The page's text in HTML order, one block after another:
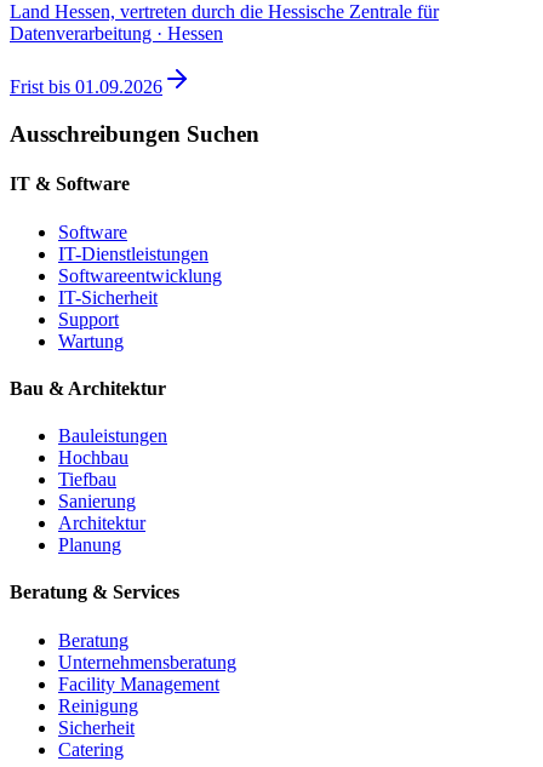
Land Hessen, vertreten durch die Hessische Zentrale für
Datenverarbeitung · Hessen
Frist bis 01.09.2026
Ausschreibungen Suchen
IT & Software
Software
IT-Dienstleistungen
Softwareentwicklung
IT-Sicherheit
Support
Wartung
Bau & Architektur
Bauleistungen
Hochbau
Tiefbau
Sanierung
Architektur
Planung
Beratung & Services
Beratung
Unternehmensberatung
Facility Management
Reinigung
Sicherheit
Catering